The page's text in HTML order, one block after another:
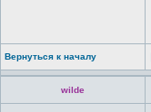
Вернуться к началу
wilde